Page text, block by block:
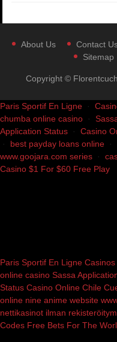
About Us Contact
Sitemap
Copyright ©
Paris Sportif En Ligne ·
chumba online casino ·
Application Status · Casino
· best payday loans online ·
www.goojara.com series ·
Casino $1 For $60 Free Play
Paris Sportif En Ligne
online casino Sassa
Status Casino Online Chile
online nine anime website
nettikasinot ilman
Codes Free Bets For The